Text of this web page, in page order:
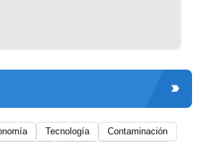
Tecnología
Contaminación